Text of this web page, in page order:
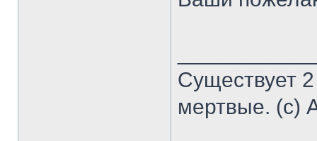
Существует
мертвые. (с)